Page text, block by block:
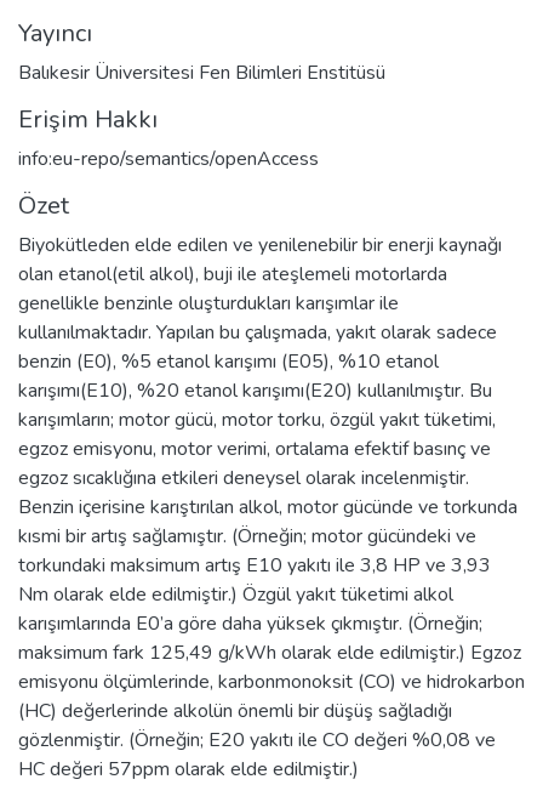
Yayıncı
Balıkesir Üniversitesi Fen Bilimleri Enstitüsü
Erişim Hakkı
info:eu-repo/semantics/openAccess
Özet
Biyokütleden elde edilen ve yenilenebilir bir enerji kaynağı
olan etanol(etil alkol), buji ile ateşlemeli motorlarda
genellikle benzinle oluşturdukları karışımlar ile
kullanılmaktadır. Yapılan bu çalışmada, yakıt olarak sadece
benzin (E0), %5 etanol karışımı (E05), %10 etanol
karışımı(E10), %20 etanol karışımı(E20) kullanılmıştır. Bu
karışımların; motor gücü, motor torku, özgül yakıt tüketimi,
egzoz emisyonu, motor verimi, ortalama efektif basınç ve
egzoz sıcaklığına etkileri deneysel olarak incelenmiştir.
Benzin içerisine karıştırılan alkol, motor gücünde ve torkunda
kısmi bir artış sağlamıştır. (Örneğin; motor gücündeki ve
torkundaki maksimum artış E10 yakıtı ile 3,8 HP ve 3,93
Nm olarak elde edilmiştir.) Özgül yakıt tüketimi alkol
karışımlarında E0’a göre daha yüksek çıkmıştır. (Örneğin;
maksimum fark 125,49 g/kWh olarak elde edilmiştir.) Egzoz
emisyonu ölçümlerinde, karbonmonoksit (CO) ve hidrokarbon
(HC) değerlerinde alkolün önemli bir düşüş sağladığı
gözlenmiştir. (Örneğin; E20 yakıtı ile CO değeri %0,08 ve
HC değeri 57ppm olarak elde edilmiştir.)